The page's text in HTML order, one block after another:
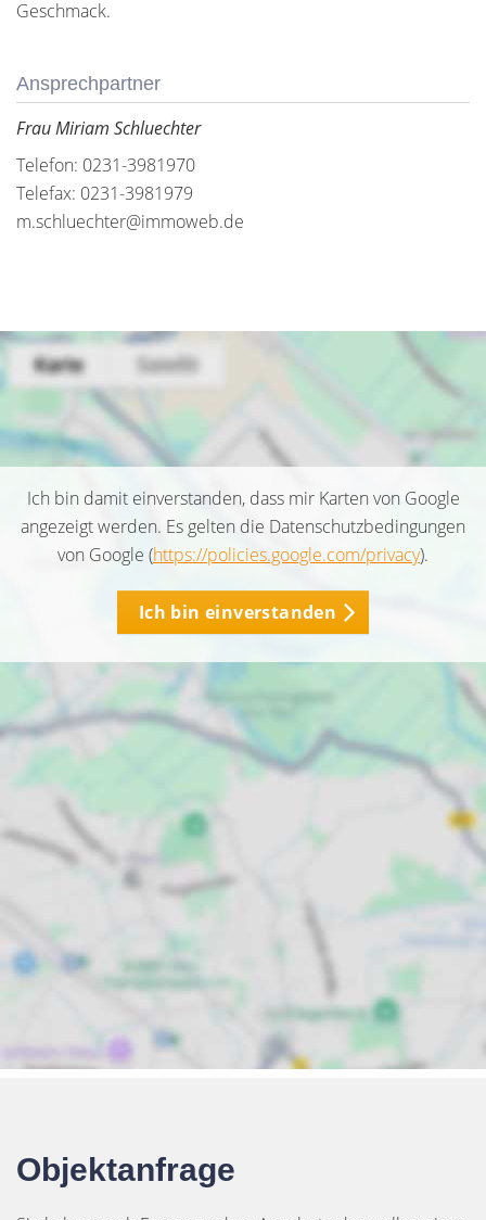
Geschmack.
Ansprechpartner
Frau Miriam Schluechter
Telefon: 0231-3981970
Telefax: 0231-3981979
m.schluechter@immoweb.de
Ich bin damit einverstanden, dass mir Karten von Google
angezeigt werden. Es gelten die Datenschutzbedingungen
von Google (https://policies.google.com/privacy).
Ich bin einverstanden
Objektanfrage